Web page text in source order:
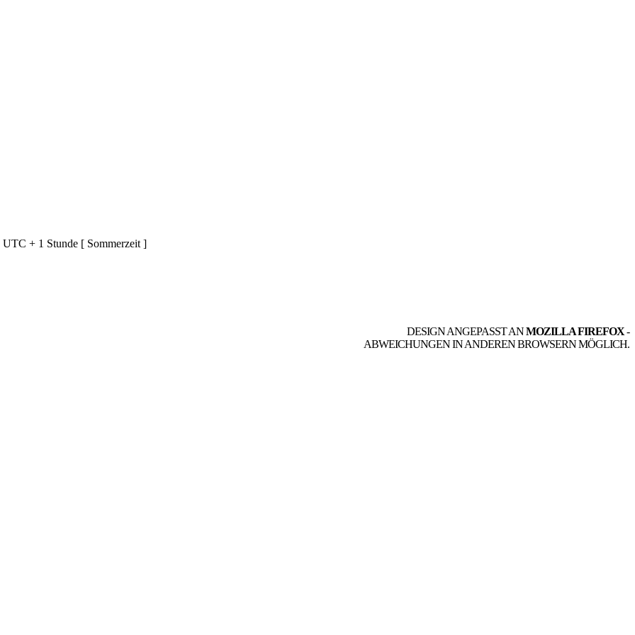
+ 1 Stunde [ Sommerzeit ]
DESIGN ANGEPASST ANMOZILLA FIREFOX-
ABWEICHUNGEN IN ANDEREN BROWSERN MÖGLICH.